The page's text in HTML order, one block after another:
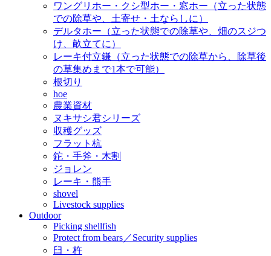
ワングリホー・クシ型ホー・窓ホー（立った状態
での除草や、土寄せ・土ならしに）
デルタホー（立った状態での除草や、畑のスジつ
け、畝立てに）
レーキ付立鎌（立った状態での除草から、除草後
の草集めまで1本で可能）
根切り
hoe
農業資材
ヌキサシ君シリーズ
収穫グッズ
フラット杭
鉈・手斧・木割
ジョレン
レーキ・熊手
shovel
Livestock supplies
Outdoor
Picking shellfish
Protect from bears／Security supplies
臼・杵